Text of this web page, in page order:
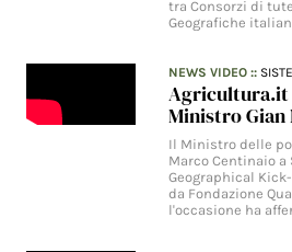
tra Consorzi di
Geografiche
NEWS VIDEO ::
Agricultura.it
Ministro Gian
Il Ministro delle
Marco Centinaio
Geographical
da Fondazione
l'occasione ha